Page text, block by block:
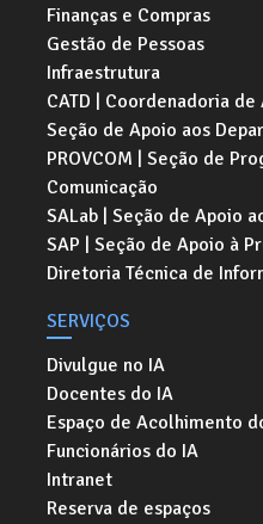
Finanças e Compras
Gestão de Pessoas
Infraestrutura
CATD | Coordenadoria
Seção de Apoio aos
PROVCOM | Seção de
Comunicação
SALab | Seção de Apoio
SAP | Seção de Apoio à
Diretoria Técnica de
SERVIÇOS
Divulgue no IA
Docentes do IA
Espaço de Acolhimento
Funcionários do IA
Intranet
Reserva de espaços